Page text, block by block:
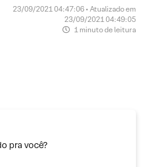
23/09/2021 04:47:06 • Atualizado em
23/09/2021 04:49:05
1 minuto de leitura
pra você?